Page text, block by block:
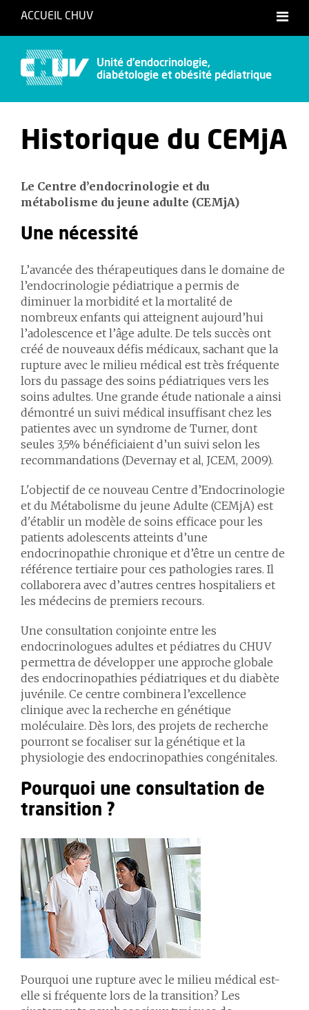
ACCUEIL CHUV
Unité d’endocrinologie,
diabétologie et obésité pédiatrique
Historique du CEMjA
Le Centre d’endocrinologie et du
métabolisme du jeune adulte (CEMjA)
Une nécessité
L’avancée des thérapeutiques dans le domaine de
l’endocrinologie pédiatrique a permis de
diminuer la morbidité et la mortalité de
nombreux enfants qui atteignent aujourd’hui
l’adolescence et l’âge adulte. De tels succès ont
créé de nouveaux défis médicaux, sachant que la
rupture avec le milieu médical est très fréquente
lors du passage des soins pédiatriques vers les
soins adultes. Une grande étude nationale a ainsi
démontré un suivi médical insuffisant chez les
patientes avec un syndrome de Turner, dont
seules 3,5% bénéficiaient d’un suivi selon les
recommandations (Devernay et al, JCEM, 2009).
L'objectif de ce nouveau Centre d’Endocrinologie
et du Métabolisme du jeune Adulte (CEMjA) est
d'établir un modèle de soins efficace pour les
patients adolescents atteints d’une
endocrinopathie chronique et d’être un centre de
référence tertiaire pour ces pathologies rares. Il
collaborera avec d’autres centres hospitaliers et
les médecins de premiers recours.
Une consultation conjointe entre les
endocrinologues adultes et pédiatres du CHUV
permettra de développer une approche globale
des endocrinopathies pédiatriques et du diabète
juvénile. Ce centre combinera l’excellence
clinique avec la recherche en génétique
moléculaire. Dès lors, des projets de recherche
pourront se focaliser sur la génétique et la
physiologie des endocrinopathies congénitales.
Pourquoi une consultation de
transition ?
Pourquoi une rupture avec le milieu médical est-
elle si fréquente lors de la transition? Les